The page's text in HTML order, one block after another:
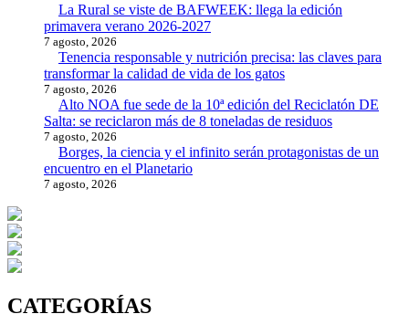
La Rural se viste de BAFWEEK: llega la edición
primavera verano 2026-2027
7 agosto, 2026
Tenencia responsable y nutrición precisa: las claves para
transformar la calidad de vida de los gatos
7 agosto, 2026
Alto NOA fue sede de la 10ª edición del Reciclatón DE
Salta: se reciclaron más de 8 toneladas de residuos
7 agosto, 2026
Borges, la ciencia y el infinito serán protagonistas de un
encuentro en el Planetario
7 agosto, 2026
CATEGORÍAS